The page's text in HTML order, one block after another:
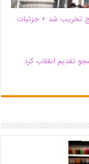
تخریب شد + جزئیات